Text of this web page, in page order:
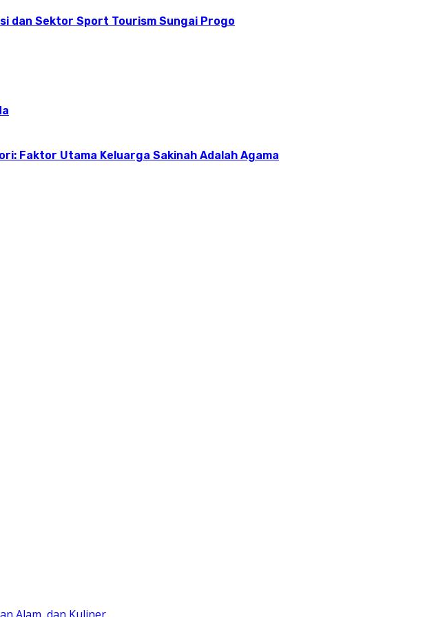
dan Sektor Sport Tourism Sungai Progo
Faktor Utama Keluarga Sakinah Adalah Agama